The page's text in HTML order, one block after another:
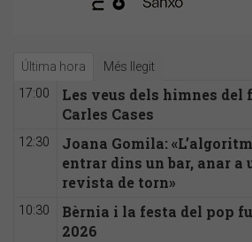
Última hora Més llegit
17:00
Les veus dels himnes del
Carles Cases
12:30
Joana Gomila:
entrar dins un bar, anar a
revista de torn»
10:30
Bèrnia i la festa del pop
2026